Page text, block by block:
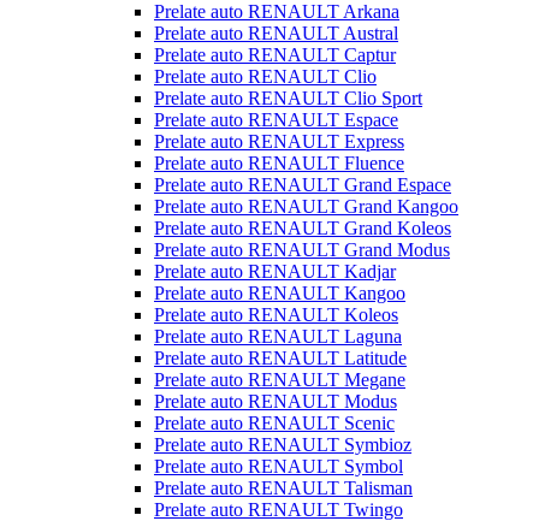
Prelate auto RENAULT Arkana
Prelate auto RENAULT Austral
Prelate auto RENAULT Captur
Prelate auto RENAULT Clio
Prelate auto RENAULT Clio Sport
Prelate auto RENAULT Espace
Prelate auto RENAULT Express
Prelate auto RENAULT Fluence
Prelate auto RENAULT Grand Espace
Prelate auto RENAULT Grand Kangoo
Prelate auto RENAULT Grand Koleos
Prelate auto RENAULT Grand Modus
Prelate auto RENAULT Kadjar
Prelate auto RENAULT Kangoo
Prelate auto RENAULT Koleos
Prelate auto RENAULT Laguna
Prelate auto RENAULT Latitude
Prelate auto RENAULT Megane
Prelate auto RENAULT Modus
Prelate auto RENAULT Scenic
Prelate auto RENAULT Symbioz
Prelate auto RENAULT Symbol
Prelate auto RENAULT Talisman
Prelate auto RENAULT Twingo